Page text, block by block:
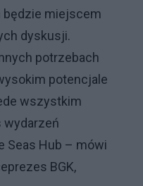
będzie miejscem
dyskusji.
potrzebach
potencjale
wszystkim
wydarzeń
Seas Hub – mówi
BGK,